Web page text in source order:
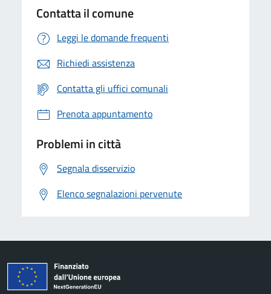
Contatta il comune
Leggi le domande frequenti
Richiedi assistenza
Contatta gli uffici comunali
Prenota appuntamento
Problemi in città
Segnala disservizio
Elenco segnalazioni pervenute